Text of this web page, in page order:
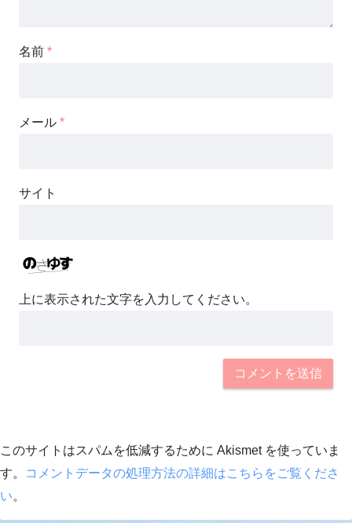
名前 *
メール *
サイト
上に表示された文字を入力してください。
このサイトはスパムを低減するために Akismet を使っていま
す。
コメントデータの処理方法の詳細はこちらをご覧くださ
い。